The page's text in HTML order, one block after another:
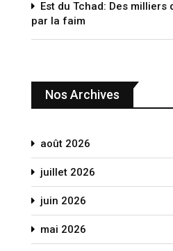
Est du Tchad: Des
par la faim
Nos Archives
août 2026
juillet 2026
juin 2026
mai 2026